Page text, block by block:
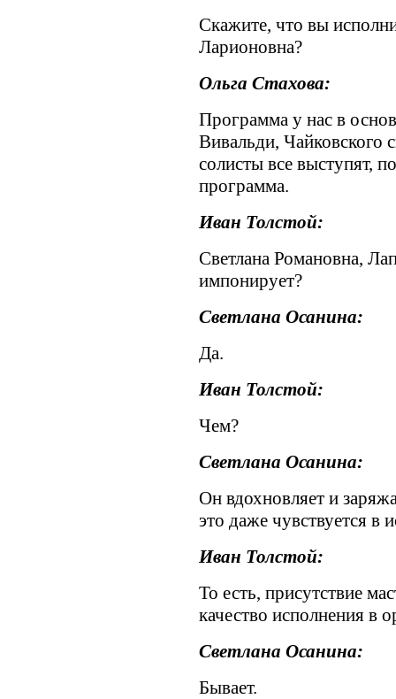
Скажите, что вы
Ларионовна?
Ольга Стахова:
Программа у нас в
Вивальди, Чайковского
солисты все выступят,
программа.
Иван Толстой:
Светлана Романовна,
импонирует?
Светлана Осанина:
Да.
Иван Толстой:
Чем?
Светлана Осанина:
Он вдохновляет и
это даже чувствуется в
Иван Толстой:
То есть, присутствие
качество исполнения в
Светлана Осанина:
Бывает.